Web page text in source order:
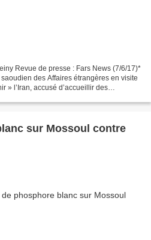
Revue de presse : Fars News (7/6/17)*
des Affaires étrangères en visite
» l’Iran, accusé d’accueillir des
sur Mossoul contre